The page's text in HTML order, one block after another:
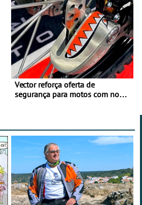
Vector reforça oferta de
segurança para motos com nova